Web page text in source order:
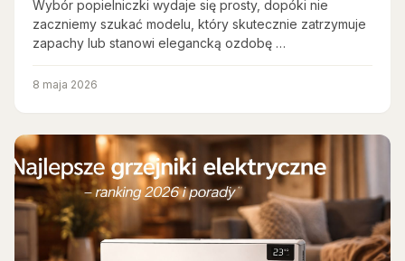
Wybór popielniczki wydaje się prosty, dopóki nie
zaczniemy szukać modelu, który skutecznie zatrzymuje
zapachy lub stanowi elegancką ozdobę …
8 maja 2026